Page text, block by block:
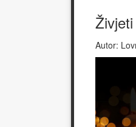
Autor: